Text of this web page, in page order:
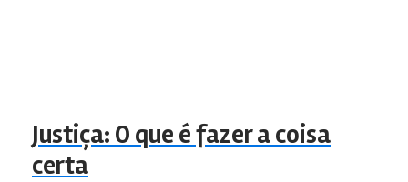
Justiça: O que é fazer a coisa
certa